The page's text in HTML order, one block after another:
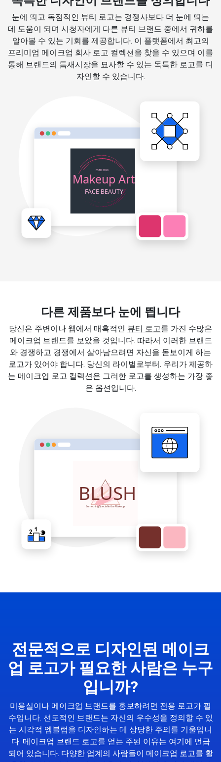
눈에 띄고 독점적인 뷰티 로고는 경쟁사보다 더 눈에 띄는
데 도움이 되며 시청자에게 다른 뷰티 브랜드 중에서 귀하를
알아볼 수 있는 기회를 제공합니다. 이 플랫폼에서 최고의
프리미엄 메이크업 회사 로고 컬렉션을 찾을 수 있으며 이를
통해 브랜드의 틈새시장을 묘사할 수 있는 독특한 로고를 디
자인할 수 있습니다.
다른 제품보다 눈에 띕니다
당신은 주변이나 웹에서 매혹적인 뷰티 로고를 가진 수많은
메이크업 브랜드를 보았을 것입니다. 따라서 이러한 브랜드
와 경쟁하고 경쟁에서 살아남으려면 자신을 돋보이게 하는
로고가 있어야 합니다. 당신의 라이벌로부터. 우리가 제공하
는 메이크업 로고 컬렉션은 그러한 로고를 생성하는 가장 좋
은 옵션입니다.
전문적으로 디자인된 메이크
업 로고가 필요한 사람은 누구
입니까?
미용실이나 메이크업 브랜드를 홍보하려면 전용 로고가 필
수입니다. 선도적인 브랜드는 자신의 우수성을 정의할 수 있
는 시각적 엠블럼을 디자인하는 데 상당한 주의를 기울입니
다. 메이크업 브랜드 로고를 얻는 주된 이유는 여기에 언급
되어 있습니다. 다양한 업계의 사람들이 메이크업 로고를 활